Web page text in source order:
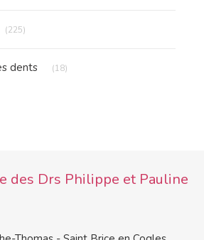
(225)
dents (18)
des Drs Philippe et Pauline